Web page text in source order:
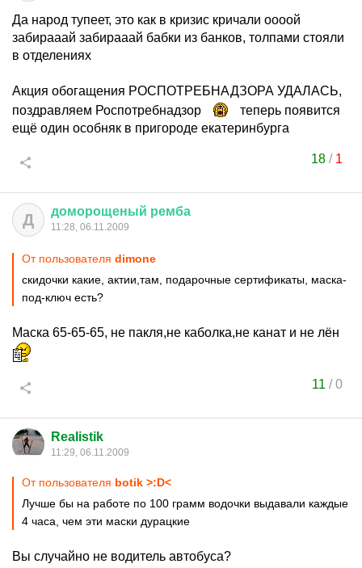
Да народ тупеет, это как в кризис кричали оооой
забирааай забирааай бабки из банков, толпами стояли
в отделениях
Акция обогащения РОСПОТРЕБНАДЗОРА УДАЛАСЬ,
поздравляем Роспотребнадзор
теперь появится
ещё один особняк в пригороде екатеринбурга
18 / 1
Д доморощеный ремба
11:28, 06.11.2009
От пользователя dimone
скидочки какие, актии,там, подарочные сертификаты, маска-
под-ключ есть?
Маска 65-65-65, не пакля,не каболка,не канат и не лён
11 /0
Realistik
11:29, 06.11.2009
От пользователя botik >:D<
Лучше бы на работе по 100 грамм водочки выдавали каждые
4 часа, чем эти маски дурацкие
Вы случайно не водитель автобуса?